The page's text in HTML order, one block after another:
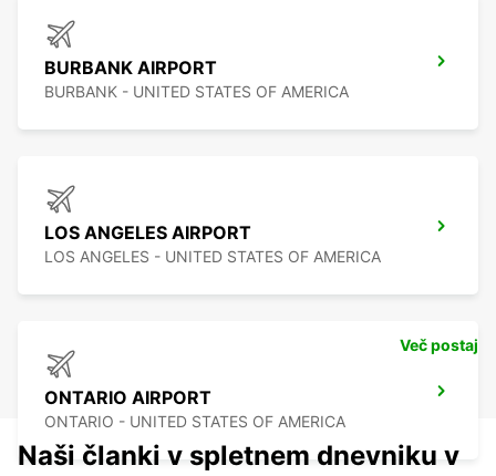
BURBANK AIRPORT
BURBANK - UNITED STATES OF AMERICA
LOS ANGELES AIRPORT
LOS ANGELES - UNITED STATES OF AMERICA
ONTARIO AIRPORT
ONTARIO - UNITED STATES OF AMERICA
Več postaj
Naši članki v spletnem dnevniku v